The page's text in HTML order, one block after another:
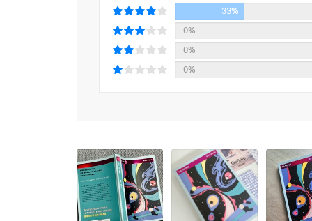
존재감이 또렷한 캐릭터와 역동적인 전개가 주는
_ 소외된 이들이 ‘가장 보통의 존재’로 살고자 애
부모 세대도 못지않다. 몽유족장 ‘강희’는 살날이
무의욕인데도 밸리의 사신과는 시종 갈등을 빚
‘소연’은 자신이 보육원에 끌리는 이유도 모른 채
33%
0%
0%
0%